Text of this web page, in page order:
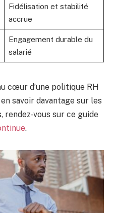
Fidélisation et stabilité
accrue
Engagement durable du
salarié
cœur d’une politique RH
savoir davantage sur les
rendez-vous sur ce guide
.